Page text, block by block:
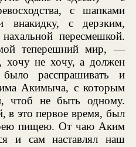
с шапками
внакидку, с дерзким,
пересмешкой.
теперешний мир, —
не хочу, а должен
расспрашивать и
Акимыча, с которым
чтоб не быть одному.
в это первое время, был
пищею. От чаю Аким
и сам наставлял наш